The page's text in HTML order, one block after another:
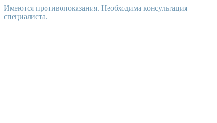
Имеются противопоказания. Необходима консультация
специалиста.